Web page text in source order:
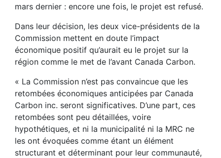
mars dernier : encore une fois, le projet est refusé.
Dans leur décision, les deux vice-présidents de la
Commission mettent en doute l’impact
économique positif qu’aurait eu le projet sur la
région comme le met de l’avant Canada Carbon.
« La Commission n’est pas convaincue que les
retombées économiques anticipées par Canada
Carbon inc. seront significatives. D’une part, ces
retombées sont peu détaillées, voire
hypothétiques, et ni la municipalité ni la MRC ne
les ont évoquées comme étant un élément
structurant et déterminant pour leur communauté,